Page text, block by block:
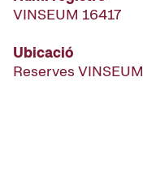
VINSEUM 16417
Ubicació
Reserves VINSEUM